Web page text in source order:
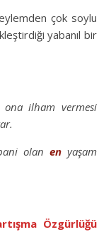
çok soylu
yabanıl bir
ona ilham vermesi
olanen yaşam
Özgürlüğü